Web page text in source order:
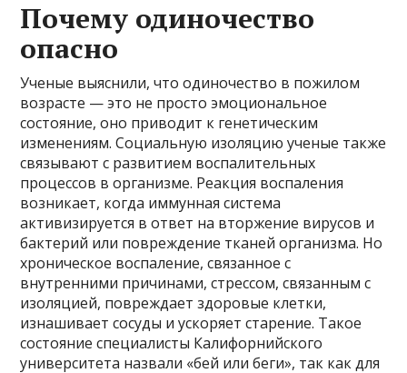
Почему одиночество
опасно
Ученые выяснили, что одиночество в пожилом
возрасте — это не просто эмоциональное
состояние, оно приводит к генетическим
изменениям. Социальную изоляцию ученые также
связывают с развитием воспалительных
процессов в организме. Реакция воспаления
возникает, когда иммунная система
активизируется в ответ на вторжение вирусов и
бактерий или повреждение тканей организма. Но
хроническое воспаление, связанное с
внутренними причинами, стрессом, связанным с
изоляцией, повреждает здоровые клетки,
изнашивает сосуды и ускоряет старение. Такое
состояние специалисты Калифорнийского
университета назвали «бей или беги», так как для